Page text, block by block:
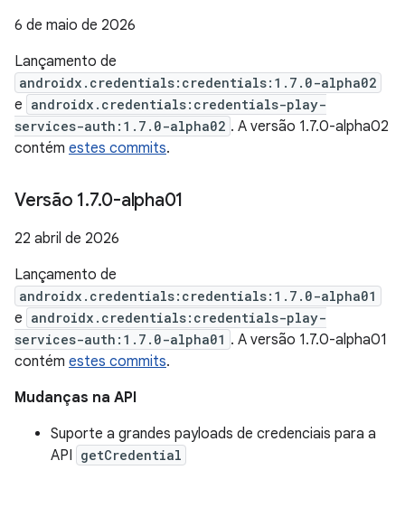
6 de maio de 2026
Lançamento de
androidx.credentials:credentials:1.7.0-alpha02
e androidx.credentials:credentials-play-
services-auth:1.7.0-alpha02 . A versão 1.7.0-alpha02
contém estes commits.
Versão 1.7.0-alpha01
22 abril de 2026
Lançamento de
androidx.credentials:credentials:1.7.0-alpha01
e androidx.credentials:credentials-play-
services-auth:1.7.0-alpha01 . A versão 1.7.0-alpha01
contém estes commits.
Mudanças na API
Suporte a grandes payloads de credenciais para a
API getCredential